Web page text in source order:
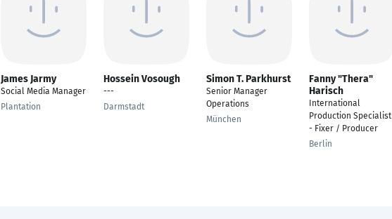
James Jarmy
Social Media Manager
Plantation
Hossein Vosough
---
Darmstadt
Simon T. Parkhurst
Senior Manager
Operations
München
Fanny "Thera"
Harisch
International
Production Specialist
- Fixer / Producer
Berlin